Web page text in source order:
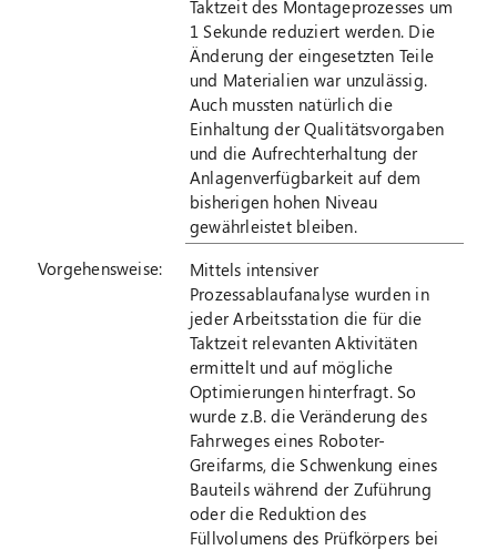
Taktzeit des Montageprozesses um
1 Sekunde reduziert werden. Die
Änderung der eingesetzten Teile
und Materialien war unzulässig.
Auch mussten natürlich die
Einhaltung der Qualitätsvorgaben
und die Aufrechterhaltung der
Anlagenverfügbarkeit auf dem
bisherigen hohen Niveau
gewährleistet bleiben.
Vorgehensweise:
Mittels intensiver
Prozessablaufanalyse wurden in
jeder Arbeitsstation die für die
Taktzeit relevanten Aktivitäten
ermittelt und auf mögliche
Optimierungen hinterfragt. So
wurde z.B. die Veränderung des
Fahrweges eines Roboter-
Greifarms, die Schwenkung eines
Bauteils während der Zuführung
oder die Reduktion des
Füllvolumens des Prüfkörpers bei